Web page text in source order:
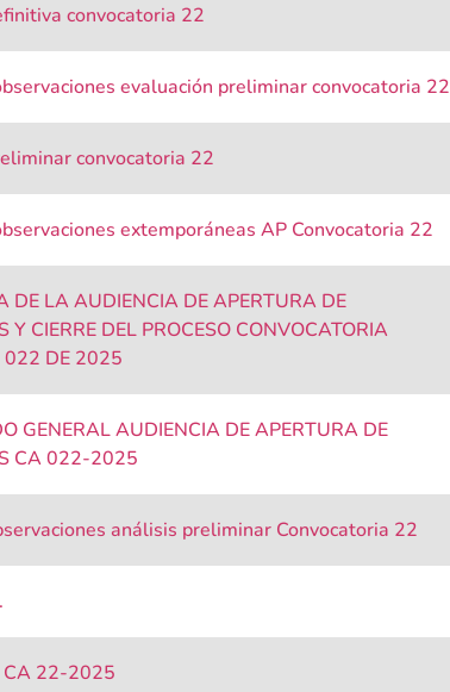
convocatoria 22
evaluación preliminar convocatoria 22
convocatoria 22
extemporáneas AP Convocatoria 22
DE LA AUDIENCIA DE APERTURA DE
Y CIERRE DEL PROCESO CONVOCATORIA
022 DE 2025
GENERAL AUDIENCIA DE APERTURA DE
CA 022-2025
análisis preliminar Convocatoria 22
CA 22-2025